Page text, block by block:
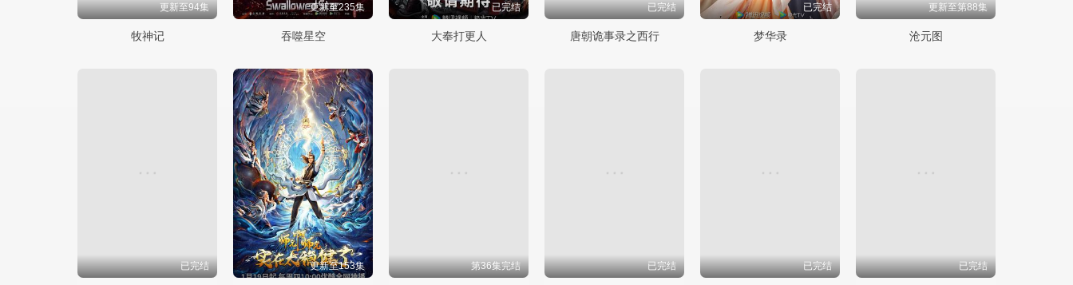
更新至94集
牧神记
更新至235集
吞噬星空
已完结
大奉打更人
已完结
唐朝诡事录之西行
已完结
梦华录
更新至第88集
沧元图
已完结 更新至153集 第36集完结 已完结 已完结 已完结